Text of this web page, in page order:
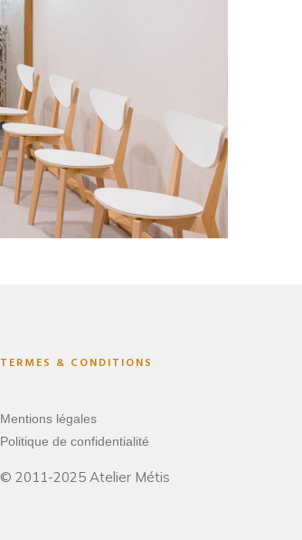
TERMES & CONDITIONS
Mentions légales
Politique de confidentialité
© 2011-2025 Atelier Métis